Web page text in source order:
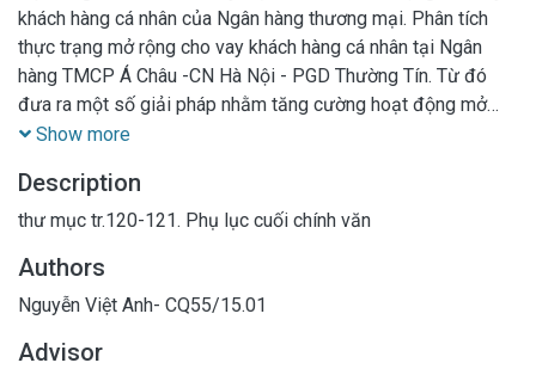
khách hàng cá nhân của Ngân hàng thương mại. Phân tích
thực trạng mở rộng cho vay khách hàng cá nhân tại Ngân
hàng TMCP Á Châu -CN Hà Nội - PGD Thường Tín. Từ đó
đưa ra một số giải pháp nhằm tăng cường hoạt động mở
rộng cho vay khách hàng cá nhân Ngân hàng TMCP Á Châu -
Show more
Description
thư mục tr.120-121. Phụ lục cuối chính văn
Authors
Nguyễn Việt Anh- CQ55/15.01
Advisor